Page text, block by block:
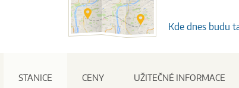
Kde dnes budu
STANICE CENY UŽITEČNÉ INFORMACE